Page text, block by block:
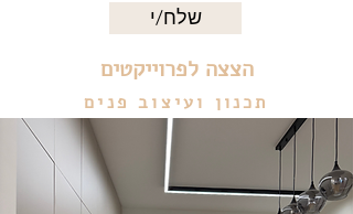
שלח/י
הצצה לפרוייקטים
תכנון ועיצוב פנים